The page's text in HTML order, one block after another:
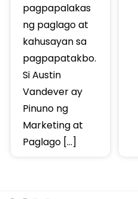
pagpapalakas
ng paglago at
kahusayan sa
pagpapatakbo.
Si Austin
Vandever ay
Pinuno ng
Marketing at
Paglago […]